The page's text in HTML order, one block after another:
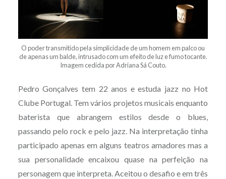
O poder transmitido pela simplicidade de um homem em palco ou
de apenas um balde, intrusado com um efeito de luz e fumo tocante.
Imagem cedida por Adriana Sá Couto.
Pedro Gonçalves tem 22 anos e estuda jazz no Hot
Clube Portugal. Tem vários projetos musicais enquanto
baterista que abrangem estilos desde o blues,
passando pelo rock e pelo jazz. Na interpretação tinha
participado apenas em alguns teatros amadores mas a
sua personalidade encaixou quase na perfeição na
personagem que interpreta. Aceitou o desafio e em três